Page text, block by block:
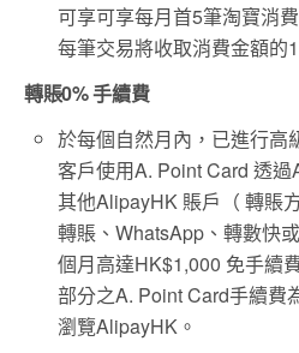
可享可享每月首5筆淘寶消
每筆交易將收取消費金額的
轉賬0% 手續費
於每個自然月內，已進行高
客戶使用A. Point Card 透
其他AlipayHK 賬戶（ 轉賬
轉賬、WhatsApp、轉數快
個月高達HK$1,000 免手續
部分之A. Point Card手續費
瀏覽AlipayHK。